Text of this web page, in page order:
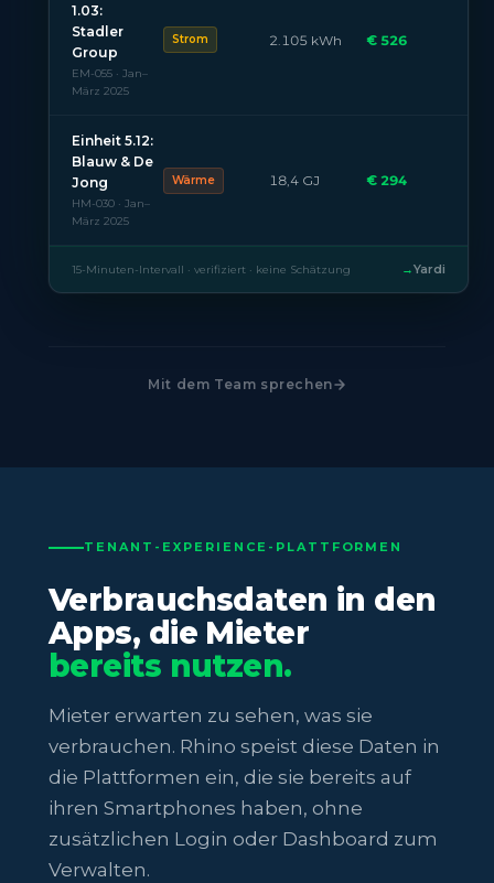
1.03:
Stadler
Group
EM-055 · Jan–
März 2025
Strom 2.105 kWh € 526
Einheit 5.12:
Blauw & De
Jong
HM-030 · Jan–
März 2025
Wärme 18,4 GJ € 294
15-Minuten-Intervall · verifiziert · keine Schätzung →Yardi
Mit dem Team sprechen
TENANT-EXPERIENCE-PLATTFORMEN
Verbrauchsdaten in den
Apps, die Mieter
bereits nutzen.
Mieter erwarten zu sehen, was sie
verbrauchen. Rhino speist diese Daten in
die Plattformen ein, die sie bereits auf
ihren Smartphones haben, ohne
zusätzlichen Login oder Dashboard zum
Verwalten.